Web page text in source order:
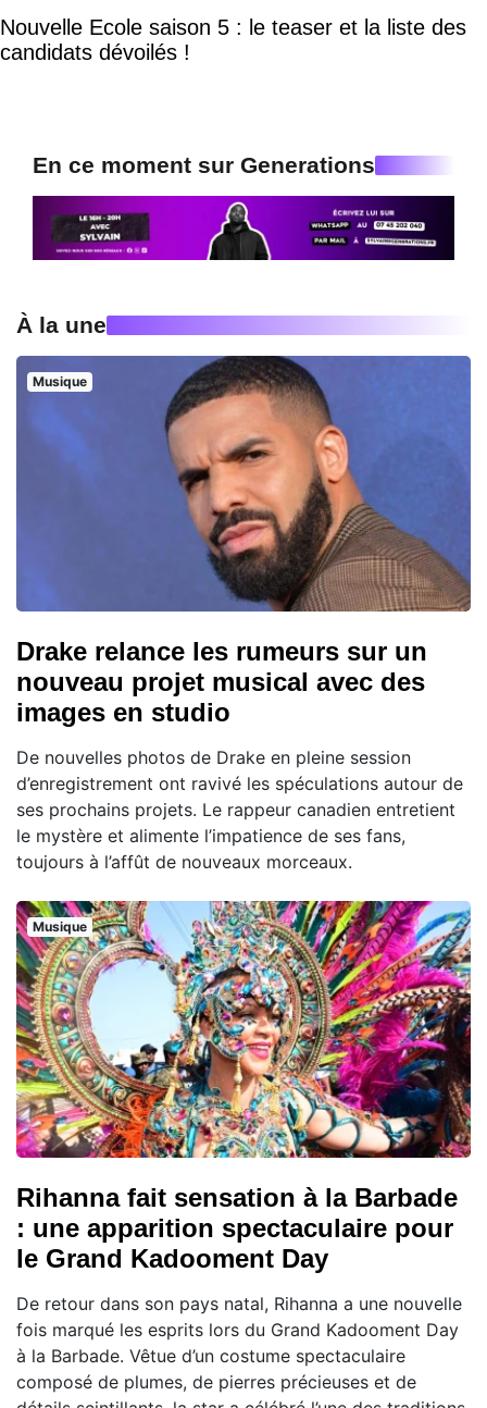
Nouvelle Ecole saison 5 : le teaser et la liste des
candidats dévoilés !
En ce moment sur Generations
À la une
Musique
Drake relance les rumeurs sur un
nouveau projet musical avec des
images en studio
De nouvelles photos de Drake en pleine session
d’enregistrement ont ravivé les spéculations autour de
ses prochains projets. Le rappeur canadien entretient
le mystère et alimente l’impatience de ses fans,
toujours à l’affût de nouveaux morceaux.
Musique
Rihanna fait sensation à la Barbade
: une apparition spectaculaire pour
le Grand Kadooment Day
De retour dans son pays natal, Rihanna a une nouvelle
fois marqué les esprits lors du Grand Kadooment Day
à la Barbade. Vêtue d’un costume spectaculaire
composé de plumes, de pierres précieuses et de